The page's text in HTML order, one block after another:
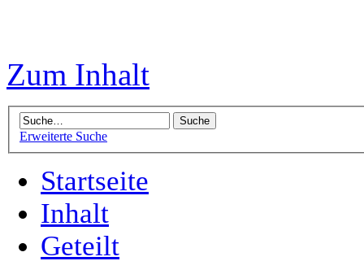
Zum Inhalt
Erweiterte Suche
Startseite
Inhalt
Geteilt